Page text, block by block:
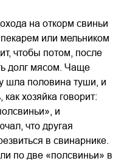
на откорм свиньи
или мельником
чтобы потом, после
долг мясом. Чаще
шла половина туши, и
хозяйка говорит:
и
что другая
в свинарнике.
по две «полсвиньи» в